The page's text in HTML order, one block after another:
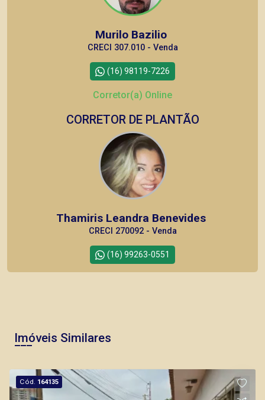
Murilo Bazilio
CRECI 307.010 - Venda
(16) 98119-7226
Corretor(a) Online
CORRETOR DE PLANTÃO
Thamiris Leandra Benevides
CRECI 270092 - Venda
(16) 99263-0551
Marcos Antonio Ferreira
CRECI 82740 - Venda
Imóveis Similares
Cód. 164135